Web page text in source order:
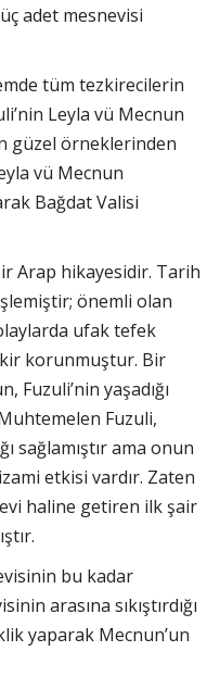
adet mesnevisi
tüm tezkirecilerin
Leyla vü Mecnun
güzel örneklerinden
vü Mecnun
Bağdat Valisi
Arap hikayesidir. Tarih
önemli olan
ufak tefek
korunmuştur. Bir
Fuzuli’nin yaşadığı
Fuzuli,
sağlamıştır ama onun
etkisi vardır. Zaten
haline getiren ilk şair
bu kadar
arasına sıkıştırdığı
yaparak Mecnun’un